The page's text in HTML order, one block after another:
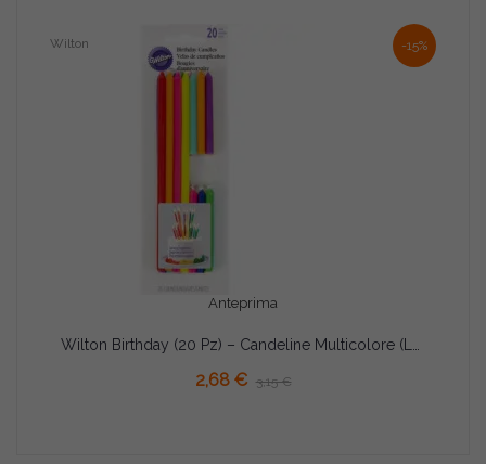
-15%
Anteprima
Wilton
2,68 € 3,15 €